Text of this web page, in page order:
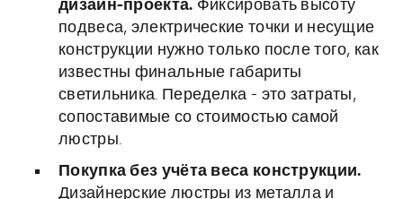
дизайн-проекта. Фиксировать высоту
подвеса, электрические точки и несущие
конструкции нужно только после того, как
известны финальные габариты
светильника. Переделка - это затраты,
сопоставимые со стоимостью самой
люстры.
Покупка без учёта веса конструкции.
Дизайнерские люстры из металла и